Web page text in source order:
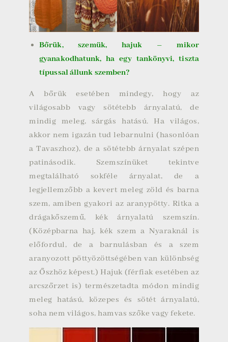
Bőrük, szemük, hajuk – mikor
gyanakodhatunk, ha egy tankönyvi, tiszta
típussal állunk szemben?
A bőrük esetében mindegy, hogy az
világosabb vagy sötétebb árnyalatú, de
mindig meleg, sárgás hatású. Ha világos,
akkor nem igazán tud lebarnulni (hasonlóan
a Tavaszhoz), de a sötétebb árnyalat szépen
patinásodik. Szemszínüket tekintve
megtalálható sokféle árnyalat, de a
legjellemzőbb a kevert meleg zöld és barna
szem, amiben gyakori az aranypötty. Ritka a
drágakőszemű, kék árnyalatú szemszín.
(Középbarna haj, kék szem a Nyaraknál is
előfordul, de a barnulásban és a szem
aranyozott pöttyözöttségében van különbség
az Őszhöz képest.) Hajuk (férfiak esetében az
arcszőrzet is) természetadta módon mindig
meleg hatású, közepes és sötét árnyalatú,
soha nem világos, hamvas szőke vagy fekete.